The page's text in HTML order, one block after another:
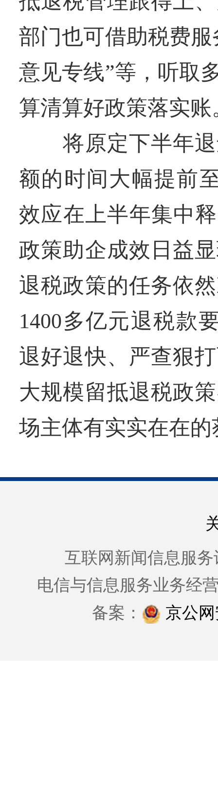
部门也可借助税费
意见专线”等，听取
算清算好政策落实账
将原定下半年退
额的时间大幅提前
效应在上半年集中
政策助企成效日益
退税政策的任务依
1400多亿元退税款
退好退快、严查狠
大规模留抵退税政
场主体有实实在在
互联网新闻信息服务
电信与信息服务业务经
备案：
京公网